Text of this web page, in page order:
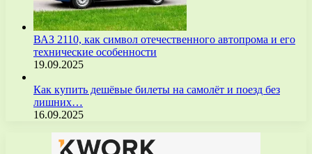
ВАЗ 2110, как символ отечественного автопрома и его
технические особенности
19.09.2025
Как купить дешёвые билеты на самолёт и поезд без
лишних…
16.09.2025